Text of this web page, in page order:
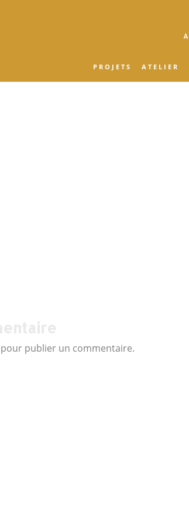
P R O J E T S A T E L I E R
pour publier un commentaire.